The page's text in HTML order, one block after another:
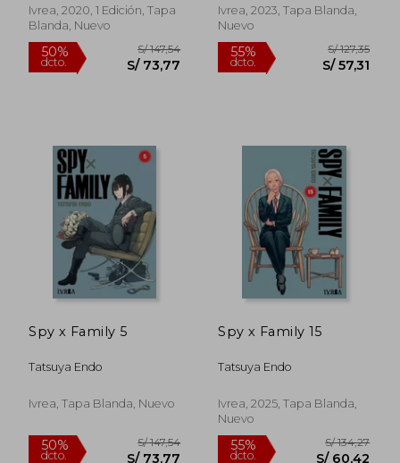
55%
dcto.
55%
dcto.
Ivrea, 2020, 1 Edición, Tapa
Blanda, Nuevo
Ivrea, 2023, Tapa Blanda,
Nuevo
Spy x Family 5
Tatsuya Endo
Ivrea, Tapa Blanda, Nuevo
Spy x Family 15
Tatsuya Endo
Ivrea, 2025, Tapa Blanda,
Nuevo